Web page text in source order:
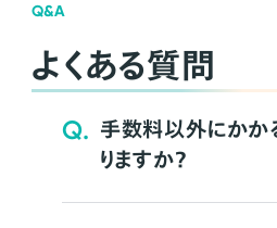
Q&A
よくある質問
Q. 手数料以外にかか
りますか？